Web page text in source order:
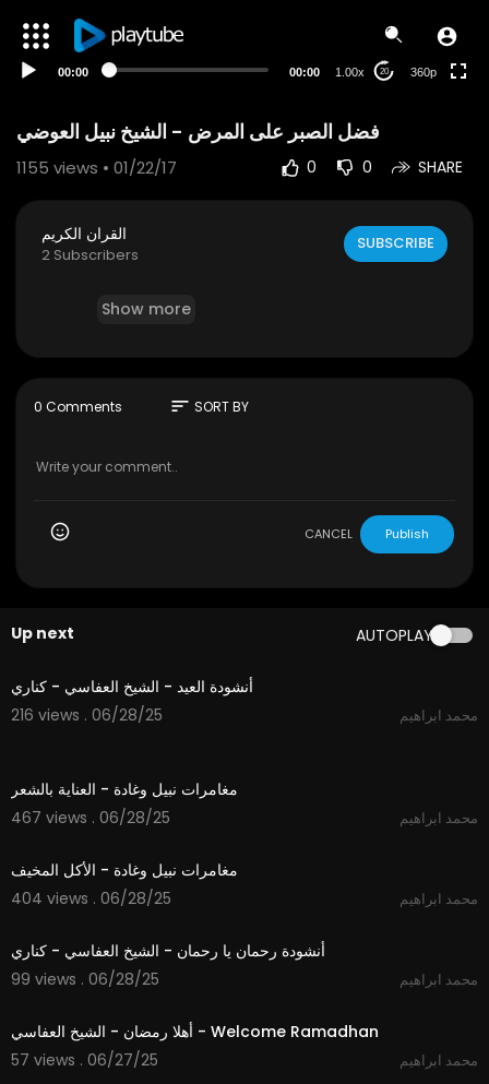
00:00 00:00 1.00x 20 360p
1155 views • 01/22/17 0 0 SHARE
القران الكريم
2 Subscribers
SUBSCRIBE
Show more
0 Comments sort SORT BY
CANCEL Publish
Up next AUTOPLAY
3:57
أنشودة العيد - الشيخ العفاسي - كناري
216 views . 06/28/25
محمد ابراهيم
مغامرات نبيل وغادة - العناية بالشعر
467 views . 06/28/25
محمد ابراهيم
مغامرات نبيل وغادة - الأكل المخيف
404 views . 06/28/25
محمد ابراهيم
أنشودة رحمان يا رحمان - الشيخ العفاسي - كناري
99 views . 06/28/25
محمد ابراهيم
أهلا رمضان - الشيخ العفاسي - Welcome Ramadhan
57 views . 06/27/25
محمد ابراهيم